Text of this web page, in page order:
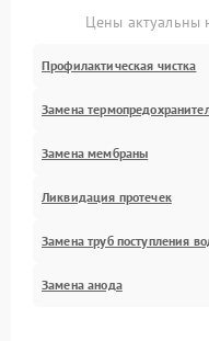
Цены актуальны
Профилактическая чистка
Замена
Замена мембраны
Ликвидация протечек
Замена труб поступления
Замена анода